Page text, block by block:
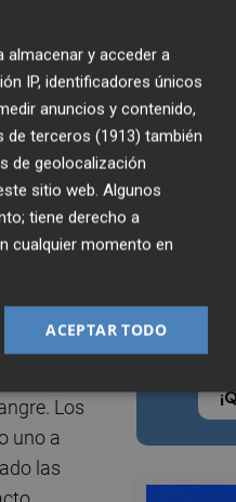
Tesla y
para
chips
5L'Eliana
puente y
querido
de ellas
, a
las
las cifras
de los
de las
Los
uno a
las
y acceder a
IP, identificadores únicos
anuncios y contenido,
de terceros (1913) también
de geolocalización
sitio web. Algunos
tiene derecho a
cualquier momento en
ACEPTAR TODO